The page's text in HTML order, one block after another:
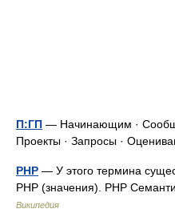
П:ГП — Начинающим ·
Проекты · Запросы ·
PHP — У этого термина
PHP (значения). PHP
Википедия